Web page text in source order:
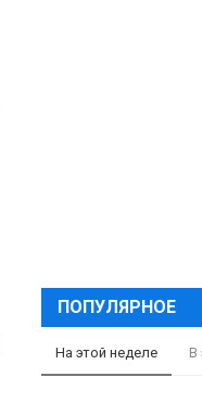
ПОПУЛЯРНОЕ
На этой неделе В